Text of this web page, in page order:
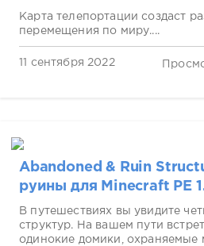
Карта телепортации создаст
перемещения по миру....
11 сентября 2022
Abandoned & Ruin
руины для Minecraft PE
В путешествиях вы увидите
структур. На вашем пути
одинокие домики, охраняемые